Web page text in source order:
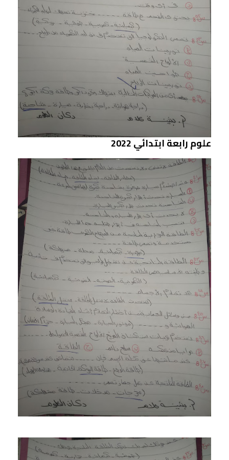
علوم رابعة ابتدائي 2022